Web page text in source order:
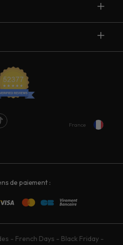
France
de paiement :
- French Days - Black Friday -